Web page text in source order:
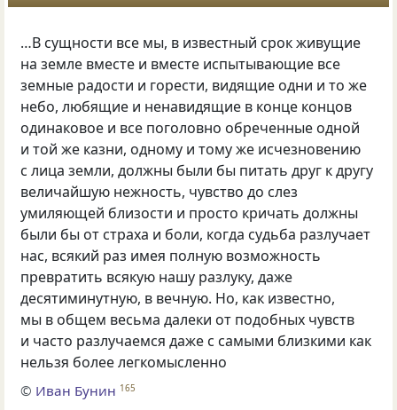
…В сущности все мы, в известный срок живущие
на земле вместе и вместе испытывающие все
земные радости и горести, видящие одни и то же
небо, любящие и ненавидящие в конце концов
одинаковое и все поголовно обреченные одной
и той же казни, одному и тому же исчезновению
с лица земли, должны были бы питать друг к другу
величайшую нежность, чувство до слез
умиляющей близости и просто кричать должны
были бы от страха и боли, когда судьба разлучает
нас, всякий раз имея полную возможность
превратить всякую нашу разлуку, даже
десятиминутную, в вечную. Но, как известно,
мы в общем весьма далеки от подобных чувств
и часто разлучаемся даже с самыми близкими как
нельзя более легкомысленно
© Иван Бунин 165